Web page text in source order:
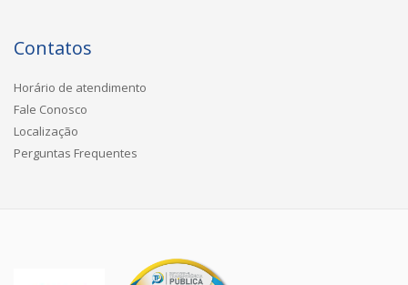
Contatos
Horário de atendimento
Fale Conosco
Localização
Perguntas Frequentes